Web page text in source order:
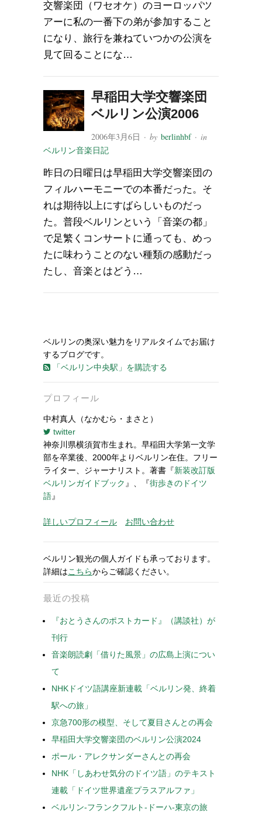
交響楽団（ワセオケ）のヨーロッパツ
アーに私の一番下の弟が参加すること
になり、旅行を兼ねていつかの公演を
見て回ることにな…
早稲田大学交響楽団
ベルリン公演2006
2006年3月6日 · byberlinhbf· in
ベルリン音楽日記
昨日の日曜日は早稲田大学交響楽団の
フィルハーモニーでの本番だった。そ
れは期待以上にすばらしいものだっ
た。普段ベルリンという「音楽の都」
で足繁くコンサートに通っても、めっ
たに味わうことのない種類の感動だっ
たし、音楽とはどう…
ベルリンの奥深い魅力をリアルタイムでお届け
するブログです。
「ベルリン中央駅」を購読する
プロフィール
中村真人（なかむら・まさと）
twitter
神奈川県横須賀市生まれ。早稲田大学第一文学
部を卒業後、2000年よりベルリン在住。フリー
ライター、ジャーナリスト。著書『新装改訂版
ベルリンガイドブック 』、『街歩きのドイツ
語』
詳しいプロフィール お問い合わせ
ベルリン観光の個人ガイドも承っております。
詳細はこちらからご確認ください。
最近の投稿
『おとうさんのポストカード』（講談社）が
刊行
音楽朗読劇「借りた風景」の広島上演につい
て
NHKドイツ語講座新連載「ベルリン発、終着
駅への旅」
京急700形の模型、そして夏目さんとの再会
早稲田大学交響楽団のベルリン公演2024
ポール・アレクサンダーさんとの再会
NHK「しあわせ気分のドイツ語」のテキスト
連載「ドイツ世界遺産プラスアルファ」
ベルリン-フランクフルト-ドーハ-東京の旅